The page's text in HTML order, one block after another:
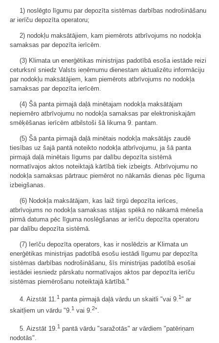
1) noslēgto līgumu par depozīta sistēmas darbības nodrošināšanu
ar ierīču depozīta operatoru;
2) nodokļu maksātājiem, kam piemērots atbrīvojums no nodokļa
samaksas par depozīta ierīcēm.
(3) Klimata un enerģētikas ministrijas padotībā esoša iestāde reizi
ceturksnī sniedz Valsts ieņēmumu dienestam aktualizētu informāciju
par nodokļu maksātājiem, kam piemērots atbrīvojums no nodokļa
samaksas par depozīta ierīcēm.
(4) Šā panta pirmajā daļā minētajam nodokļa maksātājam
nepiemēro atbrīvojumu no nodokļa samaksas par elektroniskajām
smēķēšanas ierīcēm atbilstoši šā likuma 9. pantam.
(5) Šā panta pirmajā daļā minētais nodokļa maksātājs zaudē
tiesības uz šajā pantā noteikto nodokļa atbrīvojumu, ja šā panta
pirmajā daļā minētais līgums par dalību depozīta sistēmā
normatīvajos aktos noteiktajā kārtībā tiek izbeigts. Atbrīvojumu no
nodokļa samaksas pārtrauc piemērot no nākamās dienas pēc līguma
izbeigšanas.
(6) Nodokļa maksātājam, kas laiž tirgū depozīta ierīces,
atbrīvojums no nodokļa samaksas stājas spēkā no nākamā mēneša
pirmā datuma pēc līguma noslēgšanas ar ierīču depozīta operatoru
par dalību depozīta sistēmā.
(7) Ierīču depozīta operators, kas ir noslēdzis ar Klimata un
enerģētikas ministrijas padotībā esošu iestādi līgumu par depozīta
sistēmas darbības nodrošināšanu, šīs ministrijas padotībā esošai
iestādei iesniedz pārskatu normatīvajos aktos par depozīta ierīču
sistēmas piemērošanu noteiktajā kārtībā."
4. Aizstāt 11.1 panta pirmajā daļā vārdu un skaitli "vai 9.1" ar
skaitļiem un vārdu "9.1 vai 9.2".
5. Aizstāt 19. 1 pantā vārdu "saražotās" ar vārdiem "patēriņam
nodotās".